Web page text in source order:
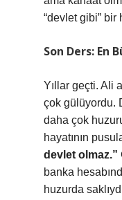
“devlet gibi” bir
Son Ders: En
Yıllar geçti. Ali
çok gülüyordu.
daha çok
hayatının
devlet olmaz.”
banka
huzurda